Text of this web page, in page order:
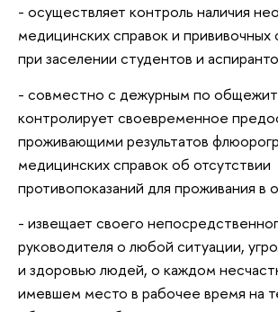
- осуществляет контроль наличия
медицинских справок и прививочных
при заселении студентов и
- совместно с дежурным по
контролирует своевременное
проживающими результатов
медицинских справок об отсутствии
противопоказаний для проживания в
- извещает своего
руководителя о любой ситуации,
и здоровью людей, о каждом
имевшем место в рабочее время на